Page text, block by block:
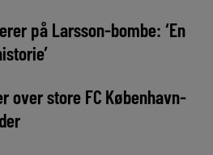
på Larsson-bombe: ‘En
over store FC København-